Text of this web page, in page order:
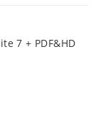
7 + PDF&HD